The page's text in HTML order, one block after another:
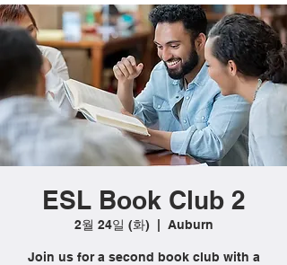
ESL Book Club 2
2월 24일 (화)
  |
Auburn
Join us for a second book club with a